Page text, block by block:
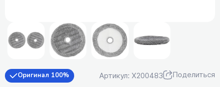
Оригинал 100% Артикул: X200483 Поделиться